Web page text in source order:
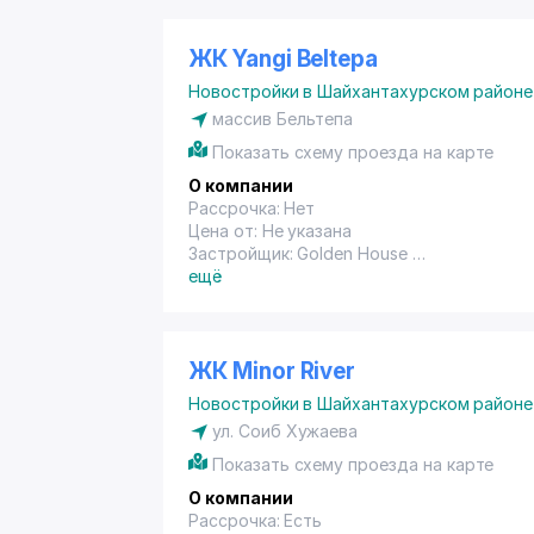
ЖК Yangi Beltepa
Новостройки в Шайхантахурском районе
массив Бельтепа
Показать схему проезда на карте
О компании
Рассрочка: Нет
Цена от: Не указана
Застройщик: Golden House
Год сдачи: Не указана
ещё
ЖК Minor River
Новостройки в Шайхантахурском районе
ул. Соиб Хужаева
Показать схему проезда на карте
О компании
Рассрочка: Есть